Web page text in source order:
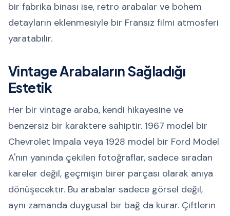
bir fabrika binası ise, retro arabalar ve bohem
detayların eklenmesiyle bir Fransız filmi atmosferi
yaratabilir.
Vintage Arabaların Sağladığı
Estetik
Her bir vintage araba, kendi hikayesine ve
benzersiz bir karaktere sahiptir. 1967 model bir
Chevrolet Impala veya 1928 model bir Ford Model
A'nın yanında çekilen fotoğraflar, sadece sıradan
kareler değil, geçmişin birer parçası olarak anıya
dönüşecektir. Bu arabalar sadece görsel değil,
aynı zamanda duygusal bir bağ da kurar. Çiftlerin